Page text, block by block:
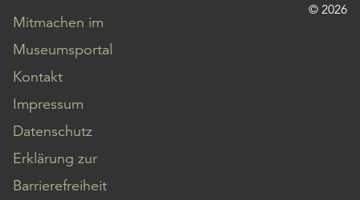
Mitmachen im
Museumsportal
Kontakt
Impressum
Datenschutz
Erklärung zur
Barrierefreiheit
© 2026